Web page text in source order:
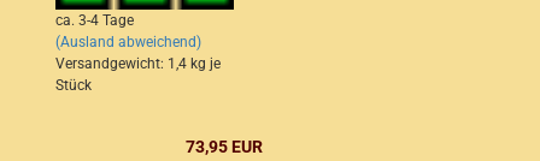
ca. 3-4 Tage
(Ausland abweichend)
Versandgewicht: 1,4 kg je
Stück
73,95 EUR